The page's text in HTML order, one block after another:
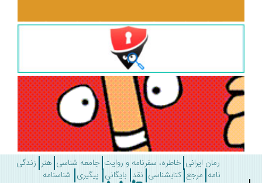
رمان ایرانی خاطره، سفرنامه و روایت جامعه شناسی هنر زندگی
مرجع کتابشناسی نقد بایگانی پیگیری شناسنامه